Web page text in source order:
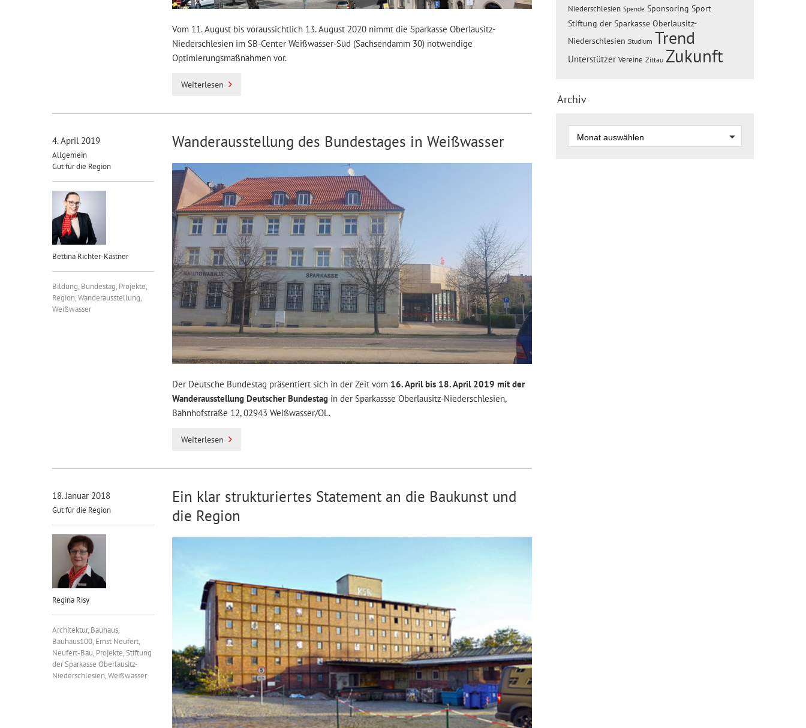
Vom 11. August bis voraussichtlich 13. August 2020 nimmt die Sparkasse Oberlausitz-
Niederschlesien im SB-Center Weißwasser-Süd (Sachsendamm 30) notwendige
Optimierungsmaßnahmen vor.
Weiterlesen
4. April 2019
Allgemein
Gut für die Region
Bettina Richter-Kästner
Bildung, Bundestag, Projekte,
Region,Wanderausstellung,
Weißwasser
Wanderausstellung des Bundestages in Weißwasser
Der Deutsche Bundestag präsentiert sich in der Zeit vom 16. April bis 18. April 2019 mit der
Wanderausstellung Deutscher Bundestag in der Sparkassse Oberlausitz-Niederschlesien,
Bahnhofstraße 12, 02943 Weißwasser/OL.
Weiterlesen
18. Januar 2018
Gut für die Region
Regina Risy
Architektur, Bauhaus,
Bauhaus100, Ernst Neufert,
Neufert-Bau, Projekte,Stiftung
der Sparkasse Oberlausitz-
Niederschlesien,Weißwasser
Ein klar strukturiertes Statement an die Baukunst und
die Region
Niederschlesien Spende Sponsoring Sport
Stiftung der Sparkasse Oberlausitz-
Niederschlesien Studium Trend
Unterstützer Vereine Zittau Zukunft
Archiv